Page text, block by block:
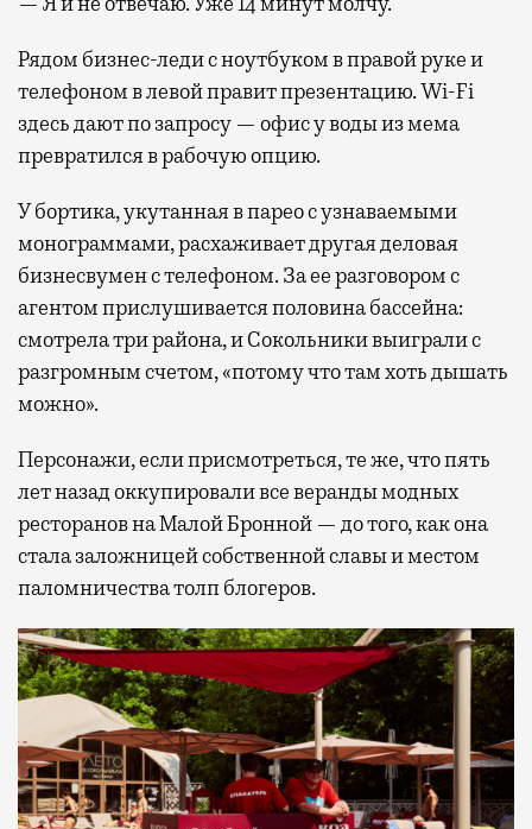
Рядом бизнес-леди с ноутбуком в правой руке и
телефоном в левой правит презентацию. Wi-Fi
здесь дают по запросу — офис у воды из мема
превратился в рабочую опцию.
У бортика, укутанная в парео с узнаваемыми
монограммами, расхаживает другая деловая
бизнесвумен с телефоном. За ее разговором с
агентом прислушивается половина бассейна:
смотрела три района, и Сокольники выиграли с
разгромным счетом, «потому что там хоть дышать
можно».
Персонажи, если присмотреться, те же, что пять
лет назад оккупировали все веранды модных
ресторанов на Малой Бронной — до того, как она
стала заложницей собственной славы и местом
паломничества толп блогеров.